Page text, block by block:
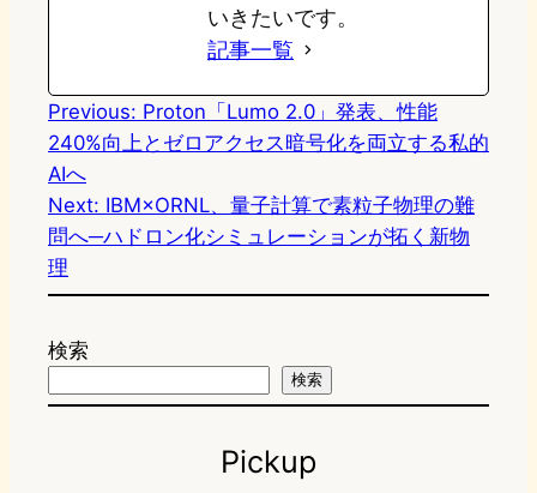
いきたいです。
記事一覧
Previous: Proton「Lumo 2.0」発表、性能
240%向上とゼロアクセス暗号化を両立する私的
AIへ
Next: IBM×ORNL、量子計算で素粒子物理の難
問へ─ハドロン化シミュレーションが拓く新物
理
検索
検索
Pickup